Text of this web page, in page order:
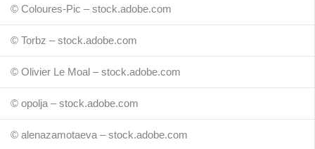
© Coloures-Pic – stock.adobe.com
© Torbz – stock.adobe.com
© Olivier Le Moal – stock.adobe.com
© opolja – stock.adobe.com
© alenazamotaeva – stock.adobe.com